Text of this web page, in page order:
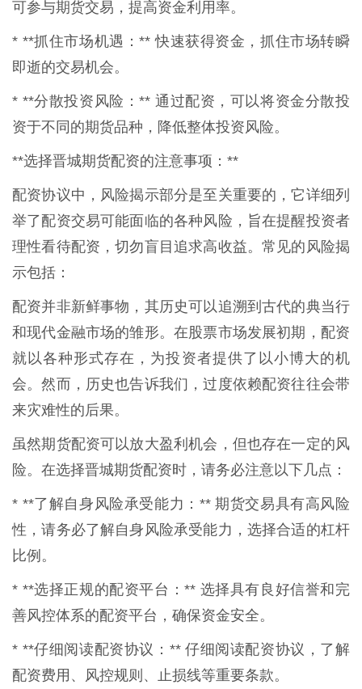
可参与期货交易，提高资金利用率。
* **抓住市场机遇：** 快速获得资金，抓住市场转瞬
即逝的交易机会。
* **分散投资风险：** 通过配资，可以将资金分散投
资于不同的期货品种，降低整体投资风险。
**选择晋城期货配资的注意事项：**
配资协议中，风险揭示部分是至关重要的，它详细列
举了配资交易可能面临的各种风险，旨在提醒投资者
理性看待配资，切勿盲目追求高收益。常见的风险揭
示包括：
配资并非新鲜事物，其历史可以追溯到古代的典当行
和现代金融市场的雏形。在股票市场发展初期，配资
就以各种形式存在，为投资者提供了以小博大的机
会。然而，历史也告诉我们，过度依赖配资往往会带
来灾难性的后果。
虽然期货配资可以放大盈利机会，但也存在一定的风
险。在选择晋城期货配资时，请务必注意以下几点：
* **了解自身风险承受能力：** 期货交易具有高风险
性，请务必了解自身风险承受能力，选择合适的杠杆
比例。
* **选择正规的配资平台：** 选择具有良好信誉和完
善风控体系的配资平台，确保资金安全。
* **仔细阅读配资协议：** 仔细阅读配资协议，了解
配资费用、风控规则、止损线等重要条款。